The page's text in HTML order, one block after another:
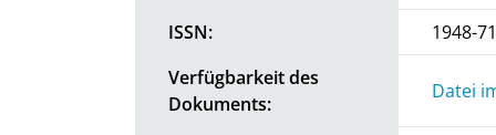
ISSN:
1948-
Verfügbarkeit des
Dokuments:
Datei